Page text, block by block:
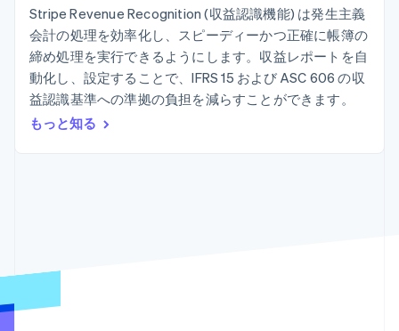
可能
Terminal
対面支払い
Authorization
Boost
決済成功率の
最適化
Link
スピーディー
Stripe
Sigma
カスタムレ
ポート
Data
Pipeline
データの同
業種別
AI 企業
クリエイターエコノミ―
ゲーム
ホスピタリティ、旅行、
メディアおよびエンター
ビスのプロビジョニング
と管理
リソース
コードサンプル
採用情報
ニュースルーム
Stripe Press
お問い合わせ
Stripe Revenue Recognition (収益認識機能) は発生主義
会計の処理を効率化し、スピーディーかつ正確に帳簿の
締め処理を実行できるようにします。収益レポートを自
動化し、設定することで、IFRS 15 および ASC 606 の収
益認識基準への準拠の負担を減らすことができます。
もっと知る